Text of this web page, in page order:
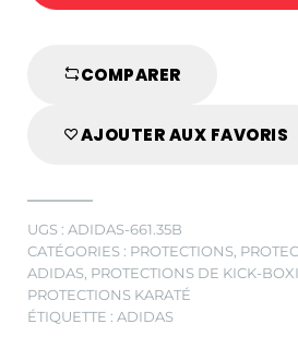
-
COMPARER
AJOUTER AUX FAVORIS
UGS : ADIDAS-661.35B
CATÉGORIES : PROTECTIONS,
ADIDAS, PROTECTIONS DE KICK-
PROTECTIONS KARATÉ
ÉTIQUETTE : ADIDAS